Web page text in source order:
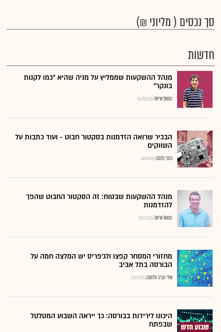
סך נכסים ( מליוני ₪)
חדשות
מנהל ההשקעות שממליץ על מניה שהיא "כמו לקנות
בונקר"
04.08.2026נתנאל אריאל
הבכיר שרואה הזדמנות בסקטור חבוט - ועוד כתבות על
השווקים
01.08.2026כתבי גלובס
מנהל ההשקעות שבטוח: זה הסקטור החבוט שהפך
להזדמנות
28.07.2026נתנאל אריאל
מחזורי המסחר קפצו ולג'פריס יש המלצה חמה על
הבורסה בתל אביב
27.07.2026שירי חביב-ולדהורן
היכונו לירידות בבורסה: כך ייראה השבוע המטלטל
שבפתח